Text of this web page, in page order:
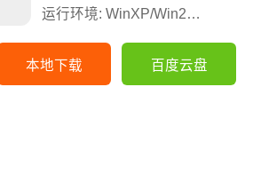
运行环境: WinXP/Win2003/Win2000/Vista/Win7/Win8
本地下载 百度云盘